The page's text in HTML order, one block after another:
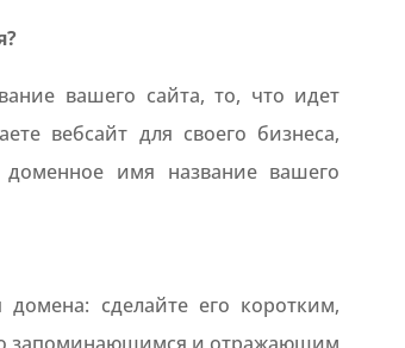
вашего сайта, то, что идет
вебсайт для своего бизнеса,
имя название вашего
сделайте его коротким,